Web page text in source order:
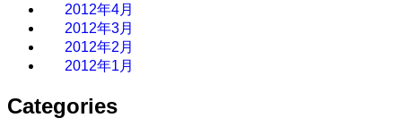
2012年4月
2012年3月
2012年2月
2012年1月
Categories